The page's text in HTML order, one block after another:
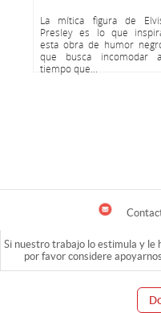
La mítica figura de
Presley es lo que
esta obra de humor
que busca incomodar
tiempo que...
Si nuestro trabajo lo estimula y le
por favor considere